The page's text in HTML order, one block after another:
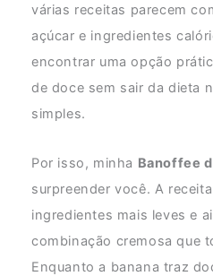
várias receitas parecem
açúcar e ingredientes
encontrar uma opção
de doce sem sair da dieta
simples.
Por isso, minha Banoffee
surpreender você. A
ingredientes mais leves e
combinação cremosa que
Enquanto a banana traz